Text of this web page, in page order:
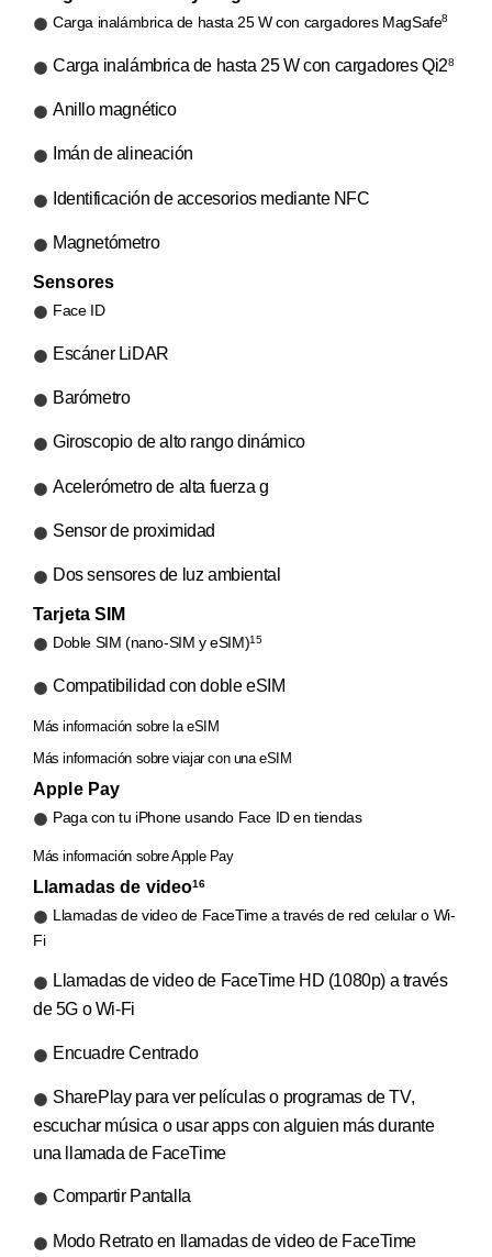
Carga inalámbrica de hasta 25 W con cargadores MagSafe8
Carga inalámbrica de hasta 25 W con cargadores Qi28
Anillo magnético
Imán de alineación
Identificación de accesorios mediante NFC
Magnetómetro
Sensores
Face ID
Escáner LiDAR
Barómetro
Giroscopio de alto rango dinámico
Acelerómetro de alta fuerza g
Sensor de proximidad
Dos sensores de luz ambiental
Tarjeta SIM
Doble SIM (nano-SIM y eSIM)15
Compatibilidad con doble eSIM
Más información sobre la eSIM
Más información sobre viajar con una eSIM
Apple Pay
Paga con tu iPhone usando Face ID en tiendas
Más información sobre Apple Pay
Llamadas de video16
Llamadas de video de FaceTime a través de red celular o Wi-
Fi
Llamadas de video de FaceTime HD (1080p) a través
de 5G o Wi-Fi
Encuadre Centrado
SharePlay para ver películas o programas de TV,
escuchar música o usar apps con alguien más durante
una llamada de FaceTime
Compartir Pantalla
Modo Retrato en llamadas de video de FaceTime